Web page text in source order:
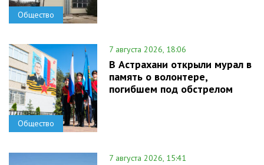
Общество
Общество
7 августа 2026, 18:06
В Астрахани открыли мурал в
память о волонтере,
погибшем под обстрелом
7 августа 2026, 15:41